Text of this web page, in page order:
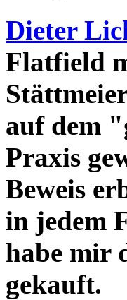
Dieter
Flatfield
auf dem
Praxis
Beweis
in jedem
habe mir
gekauft.